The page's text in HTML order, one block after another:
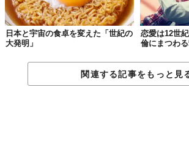
日本と宇宙の食卓を変えた「世紀の
大発明」
恋愛は12世
倫にまつわる
関連する記事をもっと見